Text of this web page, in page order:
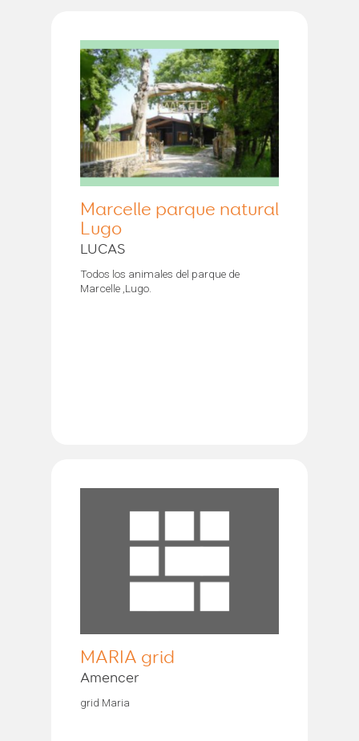
Marcelle parque natural
Lugo
LUCAS
Todos los animales del parque de
Marcelle ,Lugo.
MARIA grid
Amencer
grid Maria